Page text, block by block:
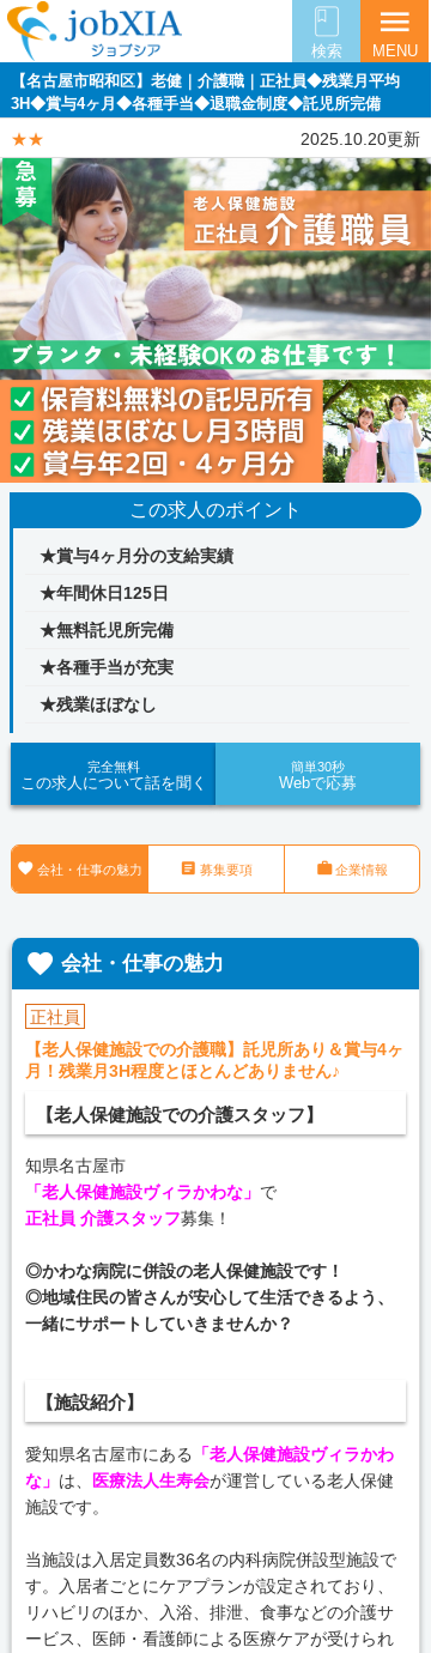
検索
menu
MENU
【名古屋市昭和区】老健｜介護職｜正社員◆残業月平均
3H◆賞与4ヶ月◆各種手当◆退職金制度◆託児所完備
★★ 2025.10.20更新
この求人のポイント
★賞与4ヶ月分の支給実績
★年間休日125日
★無料託児所完備
★各種手当が充実
★残業ほぼなし
完全無料
この求人について話を聞く
簡単30秒
Webで応募
 会社・仕事の魅力  募集要項 企業情報
 会社・仕事の魅力
正社員
【老人保健施設での介護職】託児所あり＆賞与4ヶ
月！残業月3H程度とほとんどありません♪
【老人保健施設での介護スタッフ】
知県名古屋市
「老人保健施設ヴィラかわな」 で
正社員 介護スタッフ募集！
◎かわな病院に併設の老人保健施設です！
◎地域住民の皆さんが安心して生活できるよう、
一緒にサポートしていきませんか？
【施設紹介】
愛知県名古屋市にある
「老人保健施設ヴィラかわ
な」 は、 医療法人生寿会が運営している老人保健
施設です。
当施設は入居定員数36名の内科病院併設型施設で
す。入居者ごとにケアプランが設定されており、
リハビリのほか、入浴、排泄、食事などの介護サ
ービス、医師・看護師による医療ケアが受けられ